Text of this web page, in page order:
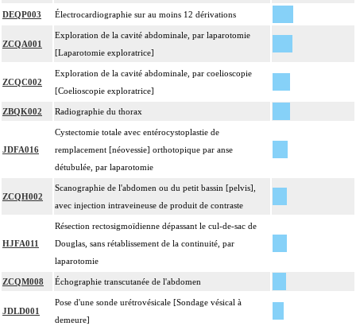
DEQP003 Électrocardiographie sur au moins 12 dérivations
ZCQA001
Exploration de la cavité abdominale, par laparotomie
[Laparotomie exploratrice]
ZCQC002
Exploration de la cavité abdominale, par coelioscopie
[Coelioscopie exploratrice]
ZBQK002 Radiographie du thorax
JDFA016
Cystectomie totale avec entérocystoplastie de
remplacement [néovessie] orthotopique par anse
détubulée, par laparotomie
ZCQH002
Scanographie de l'abdomen ou du petit bassin [pelvis],
avec injection intraveineuse de produit de contraste
HJFA011
Résection rectosigmoïdienne dépassant le cul-de-sac de
Douglas, sans rétablissement de la continuité, par
laparotomie
ZCQM008 Échographie transcutanée de l'abdomen
JDLD001
Pose d'une sonde urétrovésicale [Sondage vésical à
demeure]